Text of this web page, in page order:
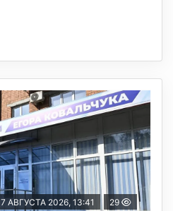
7 АВГУСТА 2026, 13:41 29